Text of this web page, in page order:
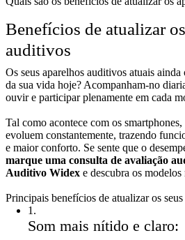
Benefícios de atualizar
auditivos
Os seus aparelhos auditivos atuais
da sua vida hoje? Acompanham-no
ouvir e participar plenamente em cada
Tal como acontece com os
evoluem constantemente, trazendo
e maior conforto. Se sente que o
marque uma consulta de avaliação
Auditivo Widex e descubra os
Principais benefícios de atualizar os
1 .
Som mais nítido e claro: